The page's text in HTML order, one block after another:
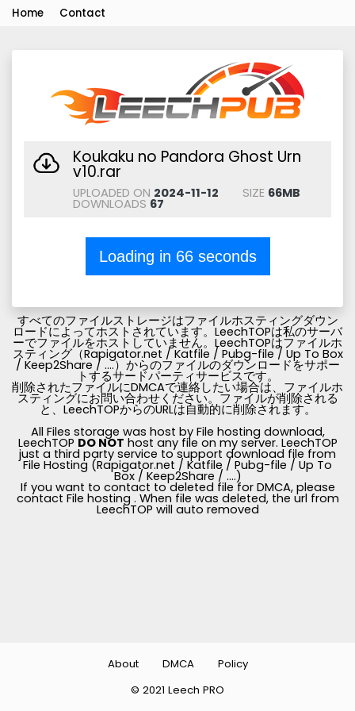
Home Contact
Koukaku no Pandora Ghost Urn
v10.rar
UPLOADED ON 2024-11-12 SIZE 66MB
DOWNLOADS 67
Loading in 66seconds
すべてのファイルストレージはファイルホスティングダウン
ロードによってホストされています。LeechTOPは私のサーバ
ーでファイルをホストしていません。LeechTOPはファイルホ
スティング（Rapigator.net / Katfile / Pubg-file / Up To Box
/ Keep2Share / ....）からのファイルのダウンロードをサポー
トするサードパーティサービスです。
削除されたファイルにDMCAで連絡したい場合は、ファイルホ
スティングにお問い合わせください。ファイルが削除される
と、LeechTOPからのURLは自動的に削除されます。
All Files storage was host by File hosting download,
LeechTOP DO NOT host any file on my server. LeechTOP
just a third party service to support download file from
File Hosting (Rapigator.net / Katfile / Pubg-file / Up To
Box / Keep2Share / ....)
If you want to contact to deleted file for DMCA, please
contact File hosting . When file was deleted, the url from
LeechTOP will auto removed
© 2021 Leech PRO
About DMCA Policy